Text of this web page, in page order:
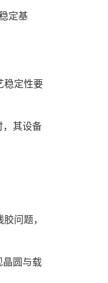
定基
稳定性要
其设备
问题，
圆与载